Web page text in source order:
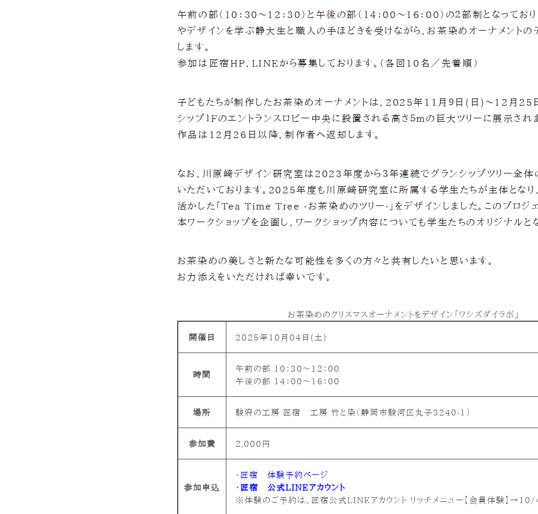
午前の部（10：30〜12：30）と午後の部（14：00〜16：00）の２部制となってお
やデザインを学ぶ静大生と職人の手ほどきを受けながら、お茶染めオーナメント
します。
参加は匠宿HP、LINEから募集しております。（各回10名／先着順）
子どもたちが制作したお茶染めオーナメントは、2025年11月９日(日)〜12月25
シップ１Fのエントランスロビー中央に設置される高さ５mの巨大ツリーに展示されま
作品は12月26日以降、制作者へ返却します。
なお、川原﨑デザイン研究室は2023年度から３年連続でグランシップツリー全
いただいております。2025年度も川原﨑研究室に所属する学生たちが主体となり
活かした「Tea Time Tree -お茶染めのツリー-」をデザインしました。このプロジェ
本ワークショップを企画し、ワークショップ内容についても学生たちのオリジナルと
お茶染めの美しさと新たな可能性を多くの方々と共有したいと思います。
お力添えをいただければ幸いです。
お茶染めのクリスマスオーナメントをデザイン「ワシズダイラボ」
開催日 2025年10月04日( 土 )
時間
午前の部 10：30〜12：00
午後の部 14：00〜16：00
場所 駿府の工房 匠宿 工房 竹と染（静岡市駿河区丸子3240-1）
参加費 2,000円
参加申込
・ 匠宿 体験予約ページ
・ 匠宿 公式LINEアカウント
※体験のご予約は、匠宿公式LINEアカウント リッチメニュー【会員体験】→10/４